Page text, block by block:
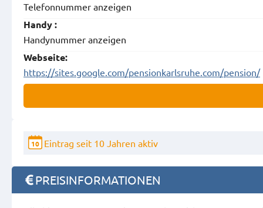
Telefonnummer anzeigen
Handy :
Handynummer anzeigen
Webseite:
https://sites.google.com/pensionkarlsruhe.com/pension/
10 Eintrag seit 10 Jahren aktiv
PREISINFORMATIONEN